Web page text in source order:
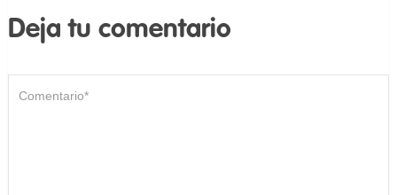
Deja tu comentario